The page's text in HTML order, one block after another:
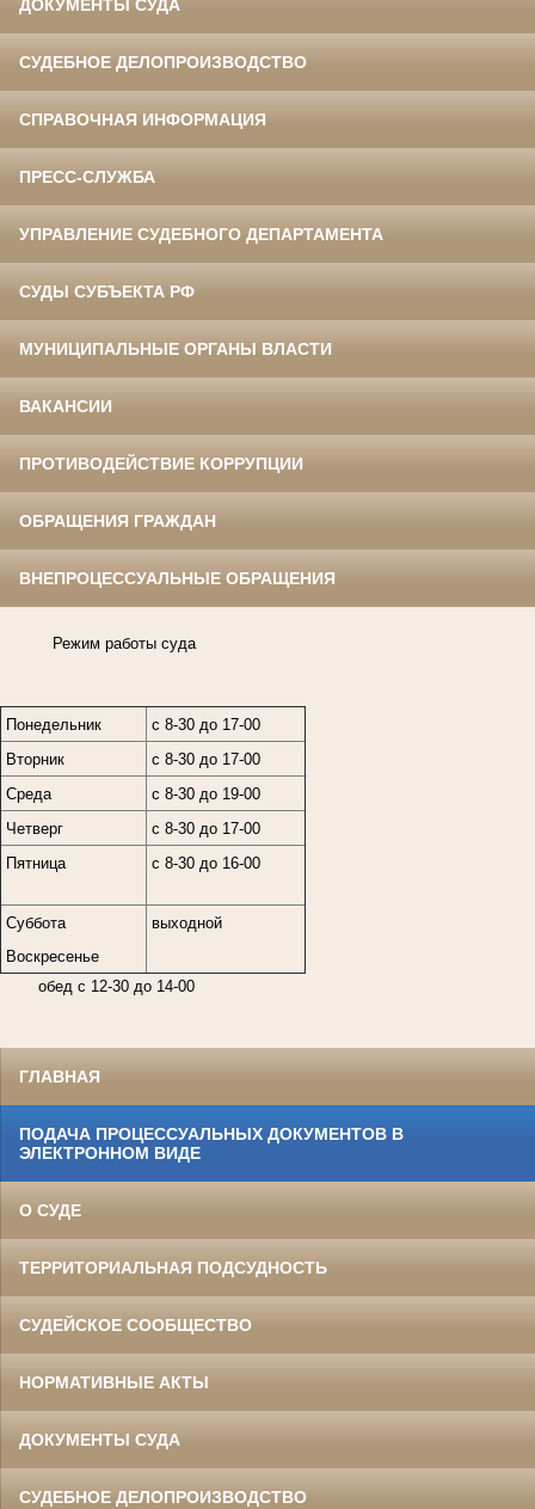
ДОКУМЕНТЫ СУДА
СУДЕБНОЕ ДЕЛОПРОИЗВОДСТВО
СПРАВОЧНАЯ ИНФОРМАЦИЯ
ПРЕСС-СЛУЖБА
УПРАВЛЕНИЕ СУДЕБНОГО ДЕПАРТАМЕНТА
СУДЫ СУБЪЕКТА РФ
МУНИЦИПАЛЬНЫЕ ОРГАНЫ ВЛАСТИ
ВАКАНСИИ
ПРОТИВОДЕЙСТВИЕ КОРРУПЦИИ
ОБРАЩЕНИЯ ГРАЖДАН
ВНЕПРОЦЕССУАЛЬНЫЕ ОБРАЩЕНИЯ
Режим работы суда
Понедельник
с 8-30 до 17-00
Вторник
с 8-30 до 17-00
Среда
с 8-30 до 19-00
Четверг
с 8-30 до 17-00
Пятница
с 8-30 до 16-00
Суббота
Воскресенье
выходной
обед с 12-30 до 14-00
ГЛАВНАЯ
ПОДАЧА ПРОЦЕССУАЛЬНЫХ ДОКУМЕНТОВ В
ЭЛЕКТРОННОМ ВИДЕ
О СУДЕ
ТЕРРИТОРИАЛЬНАЯ ПОДСУДНОСТЬ
СУДЕЙСКОЕ СООБЩЕСТВО
НОРМАТИВНЫЕ АКТЫ
ДОКУМЕНТЫ СУДА
СУДЕБНОЕ ДЕЛОПРОИЗВОДСТВО